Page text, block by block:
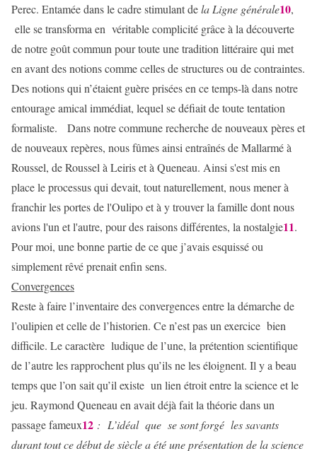
Perec. Entamée dans le cadre stimulant dela Ligne générale10,
elle se transforma en véritable complicité grâce à la découverte
de notre goût commun pour toute une tradition littéraire qui met
en avant des notions comme celles de structures ou de contraintes.
Des notions qui n’étaient guère prisées en ce temps-là dans notre
entourage amical immédiat, lequel se défiait de toute tentation
formaliste. Dans notre commune recherche de nouveaux pères et
de nouveaux repères, nous fûmes ainsi entraînés de Mallarmé à
Roussel, de Roussel à Leiris et à Queneau. Ainsi s'est mis en
place le processus qui devait, tout naturellement, nous mener à
franchir les portes de l'Oulipo et à y trouver la famille dont nous
avions l'un et l'autre, pour des raisons différentes, la nostalgie11.
Pour moi, une bonne partie de ce que j’avais esquissé ou
simplement rêvé prenait enfin sens.
Convergences
Reste à faire l’inventaire des convergences entre la démarche de
l’oulipien et celle de l’historien. Ce n’est pas un exercice bien
difficile. Le caractère ludique de l’une, la prétention scientifique
de l’autre les rapprochent plus qu’ils ne les éloignent. Il y a beau
temps que l’on sait qu’il existe un lien étroit entre la science et le
jeu. Raymond Queneau en avait déjà fait la théorie dans un
passage fameux12 : L’idéal que se sont forgé les savants
durant tout ce début de siècle a été une présentation de la science